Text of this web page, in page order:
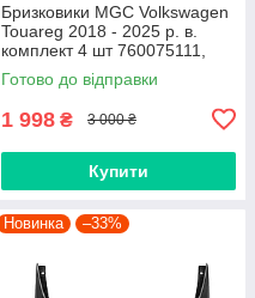
Бризковики MGC Volkswagen
Touareg 2018 - 2025 р. в.
комплект 4 шт 760075111,
760075101
Готово до відправки
1 998 ₴ 3 000 ₴
Купити
Новинка –33%